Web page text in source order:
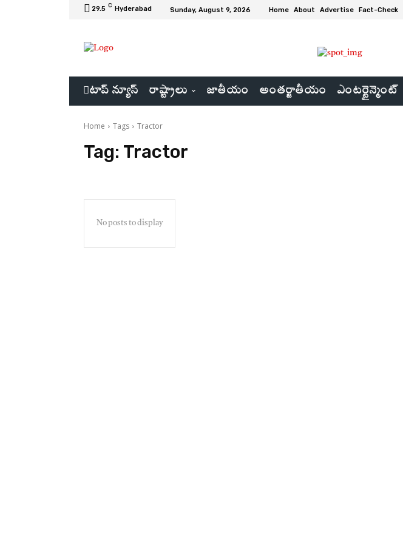
29.5 C Hyderabad Sunday, August 9, 2026 Home About Advertise Fact-Check
టాప్ న్యూస్ రాష్ట్రాలు జాతీయం అంతర్జాతీయం ఎంటర్టైన్మెంట్
Home Tags Tractor
Tag: Tractor
No posts to display